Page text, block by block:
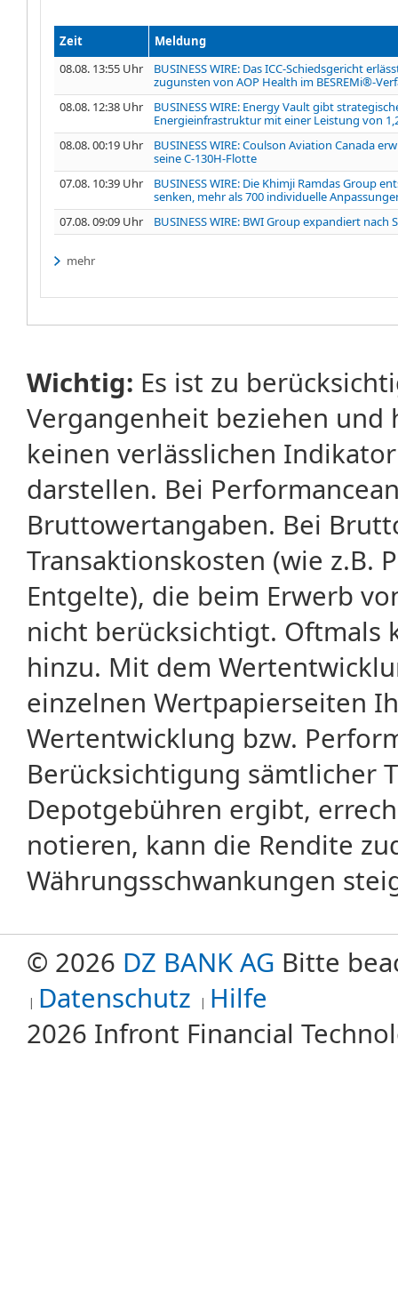
Zeit
Meldung
08.08. 13:55 Uhr
BUSINESS WIRE: Das ICC-Schiedsgericht
zugunsten von AOP Health im BESREMi®-
08.08. 12:38 Uhr
BUSINESS WIRE: Energy Vault gibt
Energieinfrastruktur mit einer Leistung von
08.08. 00:19 Uhr
BUSINESS WIRE: Coulson Aviation Canada
seine C-130H-Flotte
07.08. 10:39 Uhr
BUSINESS WIRE: Die Khimji Ramdas Group
senken, mehr als 700 individuelle
07.08. 09:09 Uhr
BUSINESS WIRE: BWI Group expandiert
mehr
Wichtig: Es ist zu
Vergangenheit beziehen
keinen verlässlichen
darstellen. Bei
Bruttowertangaben. Bei
Transaktionskosten (wie z.B.
Entgelte), die beim Erwerb
nicht berücksichtigt. Oftmals
hinzu. Mit dem
einzelnen Wertpapierseiten
Wertentwicklung bzw.
Berücksichtigung sämtlicher
Depotgebühren ergibt,
notieren, kann die Rendite
Währungsschwankungen
© 2026 DZ BANK AG Bitte
Datenschutz Hilfe
2026 Infront Financial